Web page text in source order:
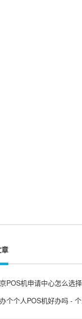
章